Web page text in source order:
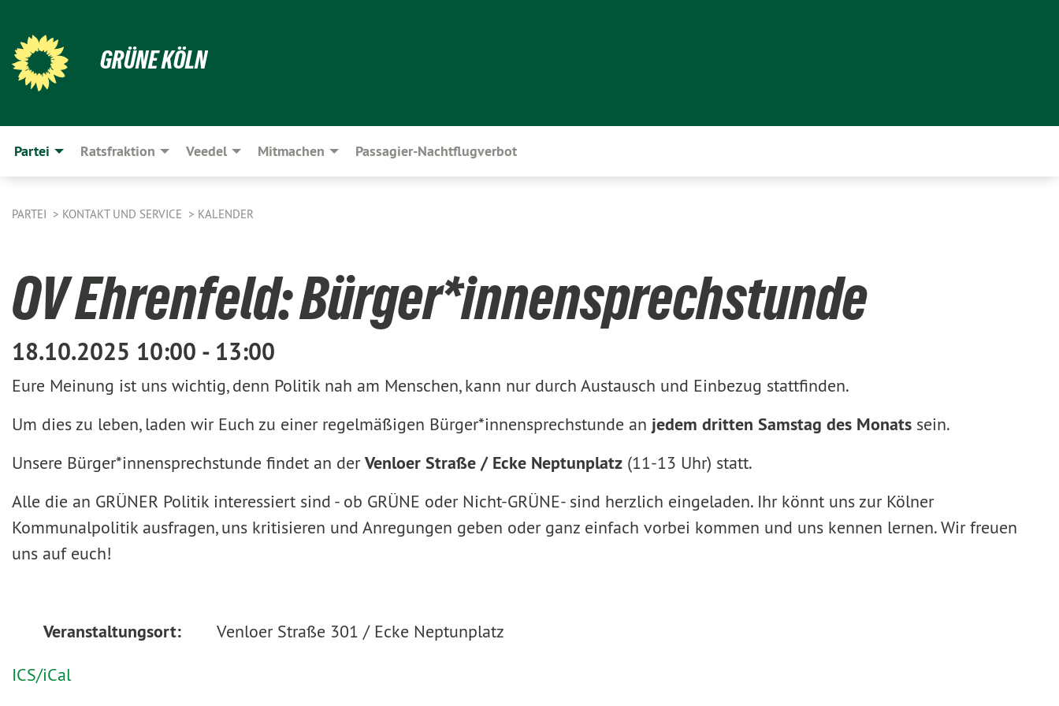
GRÜNE KÖLN
Partei Ratsfraktion Veedel Mitmachen Passagier-Nachtflugverbot
PARTEI KONTAKT UND SERVICE KALENDER
OV Ehrenfeld: Bürger*innensprechstunde
18.10.2025 10:00 - 13:00
Eure Meinung ist uns wichtig, denn Politik nah am Menschen, kann nur durch Austausch und Einbezug stattfinden.
Um dies zu leben, laden wir Euch zu einer regelmäßigen Bürger*innensprechstunde an jedem dritten Samstag des Monats sein.
Unsere Bürger*innensprechstunde findet an derVenloer Straße / Ecke Neptunplatz (11-13 Uhr) statt.
Alle die an GRÜNER Politik interessiert sind - ob GRÜNE oder Nicht-GRÜNE- sind herzlich eingeladen. Ihr könnt uns zur Kölner
Kommunalpolitik ausfragen, uns kritisieren und Anregungen geben oder ganz einfach vorbei kommen und uns kennen lernen. Wir freuen
uns auf euch!
Veranstaltungsort:
Venloer Straße 301 / Ecke Neptunplatz
ICS/iCal